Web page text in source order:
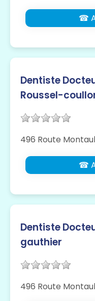
☎
Dentiste
Roussel-
496 Route
☎
Dentiste
gauthier
496 Route